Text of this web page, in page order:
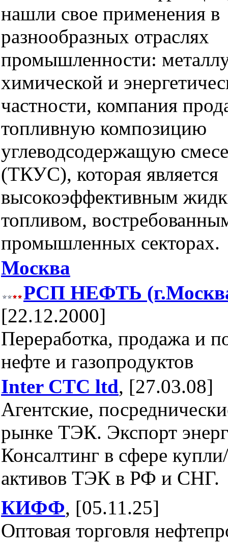
нашли свое применения в
разнообразных отраслях
промышленности:
химической и
частности, компания
топливную композицию
углеводсодержащую
(ТКУС), которая является
высокоэффективным
топливом,
промышленных секторах.
Москва
РСП НЕФТЬ
[22.12.2000]
Переработка, продажа и
нефте и газопродуктов
Inter CTC ltd, [27.03.08]
Агентские,
рынке ТЭК. Экспорт
Консалтинг в сфере
активов ТЭК в РФ и СНГ.
КИФФ, [05.11.25]
Оптовая торговля